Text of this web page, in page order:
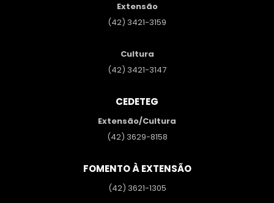
Extensão
(42) 3421-3159
Cultura
(42) 3421-3147
CEDETEG
Extensão/Cultura
(42) 3629-8158
FOMENTO À EXTENSÃO
(42) 3621-1305